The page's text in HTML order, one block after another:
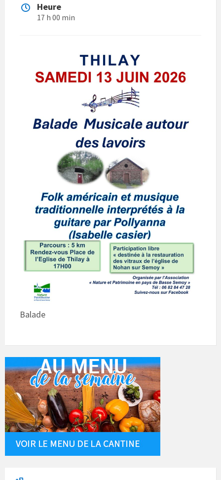
Heure
17 h 00 min
Balade